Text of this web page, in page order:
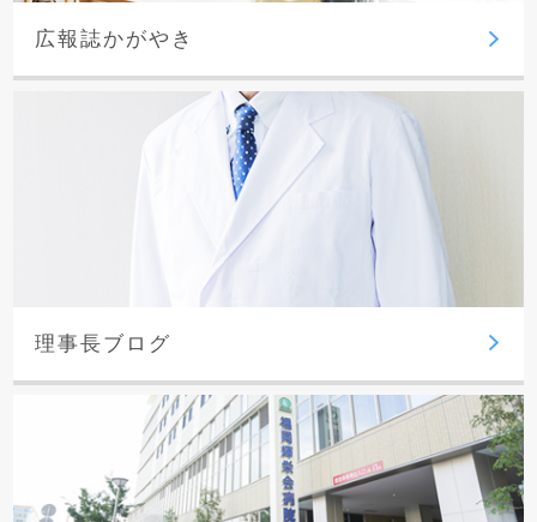
広報誌かがやき
理事長ブログ